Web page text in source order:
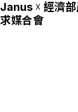
Janus ☓ 經濟
求媒合會